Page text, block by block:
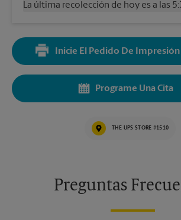
Viernes
5:30 PM
Lunes
5:30 PM
Martes
La última recolección de hoy es a las
Jueves
Viernes
5:30 PM
Sin Recolección
5:30 PM
Inicie El Pedido De Impresión
Programe Una Cita
THE UPS STORE #1510
Preguntas